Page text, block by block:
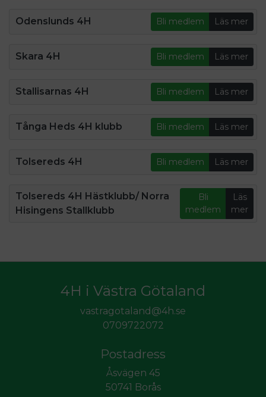
Odenslunds 4H Bli medlem Läs mer
Skara 4H Bli medlem Läs mer
Stallisarnas 4H Bli medlem Läs mer
Tånga Heds 4H klubb Bli medlem Läs mer
Tolsereds 4H Bli medlem Läs mer
Tolsereds 4H Hästklubb/ Norra
Hisingens Stallklubb
Bli
medlem
Läs
mer
4H i Västra Götaland
vastragotaland@4h.se
0709722072
Postadress
Åsvägen 45
50741 Borås